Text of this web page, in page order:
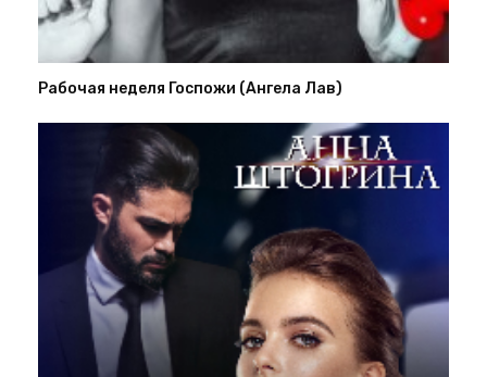
Рабочая неделя Госпожи (Ангела Лав)